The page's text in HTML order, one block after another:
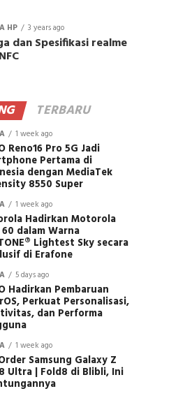
HP 3 years ago
dan Spesifikasi realme
TERBARU
1 week ago
Reno16 Pro 5G Jadi
Pertama di
dengan MediaTek
8550 Super
1 week ago
Hadirkan Motorola
60 dalam Warna
Lightest Sky secara
di Erafone
5 days ago
Hadirkan Pembaruan
Perkuat Personalisasi,
dan Performa
1 week ago
Samsung Galaxy Z
Ultra | Fold8 di Blibli, Ini